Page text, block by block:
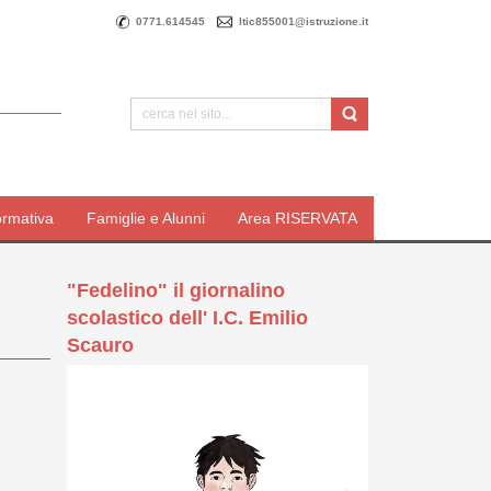
0771.614545 ltic855001@istruzione.it
Famiglie e Alunni Area RISERVATA
"Fedelino" il giornalino
scolastico dell' I.C. Emilio
Scauro